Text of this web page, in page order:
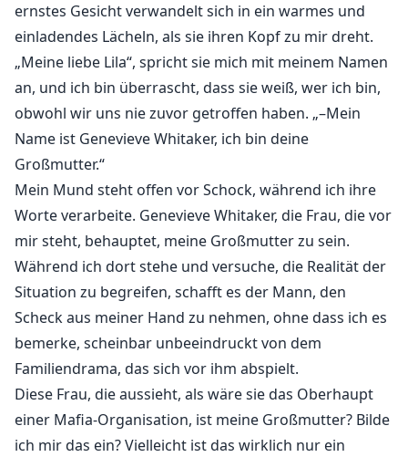
ernstes Gesicht verwandelt sich in ein warmes und
einladendes Lächeln, als sie ihren Kopf zu mir dreht.
„Meine liebe Lila“, spricht sie mich mit meinem Namen
an, und ich bin überrascht, dass sie weiß, wer ich bin,
obwohl wir uns nie zuvor getroffen haben. „–Mein
Name ist Genevieve Whitaker, ich bin deine
Großmutter.“
Mein Mund steht offen vor Schock, während ich ihre
Worte verarbeite. Genevieve Whitaker, die Frau, die vor
mir steht, behauptet, meine Großmutter zu sein.
Während ich dort stehe und versuche, die Realität der
Situation zu begreifen, schafft es der Mann, den
Scheck aus meiner Hand zu nehmen, ohne dass ich es
bemerke, scheinbar unbeeindruckt von dem
Familiendrama, das sich vor ihm abspielt.
Diese Frau, die aussieht, als wäre sie das Oberhaupt
einer Mafia-Organisation, ist meine Großmutter? Bilde
ich mir das ein? Vielleicht ist das wirklich nur ein